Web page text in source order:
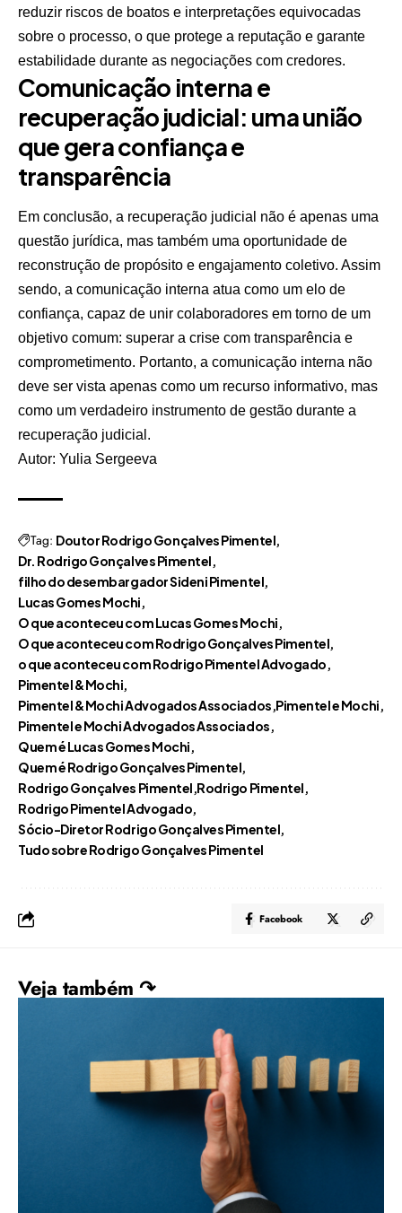
reduzir riscos de boatos e interpretações equivocadas
sobre o processo, o que protege a reputação e garante
estabilidade durante as negociações com credores.
Comunicação interna e
recuperação judicial: uma união
que gera confiança e
transparência
Em conclusão, a recuperação judicial não é apenas uma
questão jurídica, mas também uma oportunidade de
reconstrução de propósito e engajamento coletivo. Assim
sendo, a comunicação interna atua como um elo de
confiança, capaz de unir colaboradores em torno de um
objetivo comum: superar a crise com transparência e
comprometimento. Portanto, a comunicação interna não
deve ser vista apenas como um recurso informativo, mas
como um verdadeiro instrumento de gestão durante a
recuperação judicial.
Autor: Yulia Sergeeva
Tag: Doutor Rodrigo Gonçalves Pimentel
Dr. Rodrigo Gonçalves Pimentel
filho do desembargador Sideni Pimentel
Lucas Gomes Mochi
O que aconteceu com Lucas Gomes Mochi
O que aconteceu com Rodrigo Gonçalves Pimentel
o que aconteceu com Rodrigo Pimentel Advogado
Pimentel & Mochi
Pimentel & Mochi Advogados Associados Pimentel e Mochi
Pimentel e Mochi Advogados Associados
Quem é Lucas Gomes Mochi
Quem é Rodrigo Gonçalves Pimentel
Rodrigo Gonçalves Pimentel Rodrigo Pimentel
Rodrigo Pimentel Advogado
Sócio-Diretor Rodrigo Gonçalves Pimentel
Tudo sobre Rodrigo Gonçalves Pimentel
Facebook
Veja também ↷